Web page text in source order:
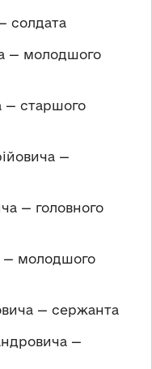
солдата
— молодшого
— старшого
—
— головного
— молодшого
— сержанта
—